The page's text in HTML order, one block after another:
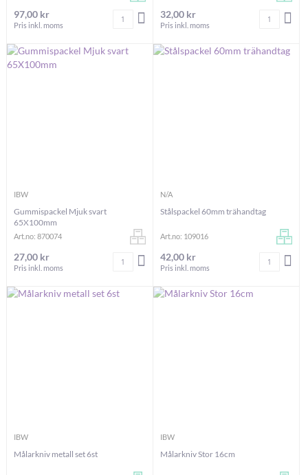
97,00 kr
Pris inkl. moms
Antal LÄGG I VARUKORGEN
32,00 kr
Pris inkl. moms
Antal
IBW
Gummispackel Mjuk svart
65X100mm
Art.no: 870074
27,00 kr
Pris inkl. moms
Antal LÄGG I VARUKORGEN
N/A
Stålspackel 60mm trähandtag
Art.no: 109016
42,00 kr
Pris inkl. moms
Antal
IBW
Målarkniv metall set 6st
IBW
Målarkniv Stor 16cm